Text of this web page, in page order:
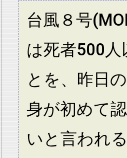
台風８号
は死者500
とを、昨日
身が初めて
いと言われ